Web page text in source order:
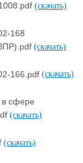
(скачать)
168
(скачать)
166.pdf (скачать)
в сфере
(скачать)
(скачать)